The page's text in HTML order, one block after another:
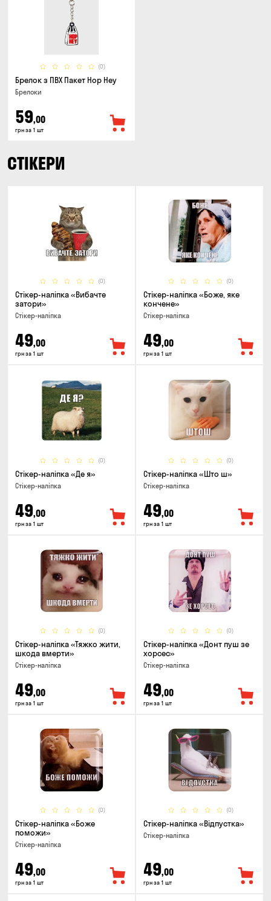
(0)
Брелок з ПВХ Пакет Hop Hey
Брелоки
59,00
грн за 1 шт
СТІКЕРИ
(0)
Стікер-наліпка «Вибачте
затори»
Стікер-наліпка
49,00
грн за 1 шт
(0)
Стікер-наліпка «Боже, яке
кончене»
Стікер-наліпка
49,00
грн за 1 шт
(0)
Стікер-наліпка «Де я»
Стікер-наліпка
49,00
грн за 1 шт
(0)
Стікер-наліпка «Што ш»
Стікер-наліпка
49,00
грн за 1 шт
(0)
Стікер-наліпка «Тяжко жити,
шкода вмерти»
Стікер-наліпка
49,00
грн за 1 шт
(0)
Стікер-наліпка «Донт пуш зе
хорсес»
Стікер-наліпка
49,00
грн за 1 шт
(0)
Стікер-наліпка «Боже
поможи»
Стікер-наліпка
49,00
грн за 1 шт
(0)
Стікер-наліпка «Відпустка»
Стікер-наліпка
49,00
грн за 1 шт